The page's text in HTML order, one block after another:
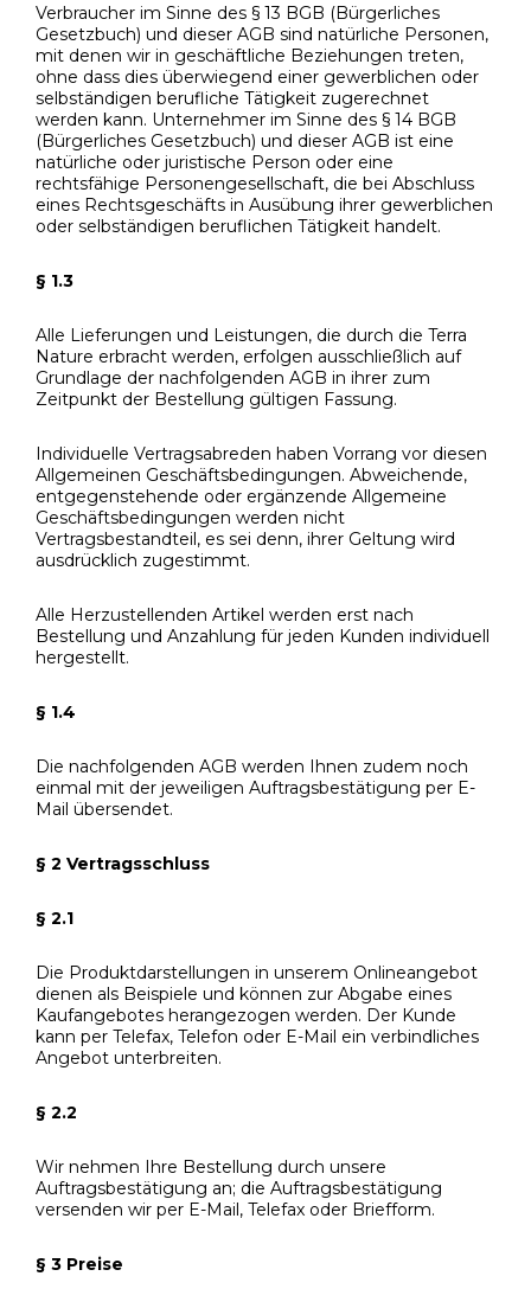
Verbraucher im Sinne des § 13 BGB (Bürgerliches
Gesetzbuch) und dieser AGB sind natürliche Personen,
mit denen wir in geschäftliche Beziehungen treten,
ohne dass dies überwiegend einer gewerblichen oder
selbständigen berufliche Tätigkeit zugerechnet
werden kann. Unternehmer im Sinne des § 14 BGB
(Bürgerliches Gesetzbuch) und dieser AGB ist eine
natürliche oder juristische Person oder eine
rechtsfähige Personengesellschaft, die bei Abschluss
eines Rechtsgeschäfts in Ausübung ihrer gewerblichen
oder selbständigen beruflichen Tätigkeit handelt.
§ 1.3
Alle Lieferungen und Leistungen, die durch die Terra
Nature erbracht werden, erfolgen ausschließlich auf
Grundlage der nachfolgenden AGB in ihrer zum
Zeitpunkt der Bestellung gültigen Fassung.
Individuelle Vertragsabreden haben Vorrang vor diesen
Allgemeinen Geschäftsbedingungen. Abweichende,
entgegenstehende oder ergänzende Allgemeine
Geschäftsbedingungen werden nicht
Vertragsbestandteil, es sei denn, ihrer Geltung wird
ausdrücklich zugestimmt.
Alle Herzustellenden Artikel werden erst nach
Bestellung und Anzahlung für jeden Kunden individuell
hergestellt.
§ 1.4
Die nachfolgenden AGB werden Ihnen zudem noch
einmal mit der jeweiligen Auftragsbestätigung per E-
Mail übersendet.
§ 2 Vertragsschluss
§ 2.1
Die Produktdarstellungen in unserem Onlineangebot
dienen als Beispiele und können zur Abgabe eines
Kaufangebotes herangezogen werden. Der Kunde
kann per Telefax, Telefon oder E-Mail ein verbindliches
Angebot unterbreiten.
§ 2.2
Wir nehmen Ihre Bestellung durch unsere
Auftragsbestätigung an; die Auftragsbestätigung
versenden wir per E-Mail, Telefax oder Briefform.
§ 3 Preise